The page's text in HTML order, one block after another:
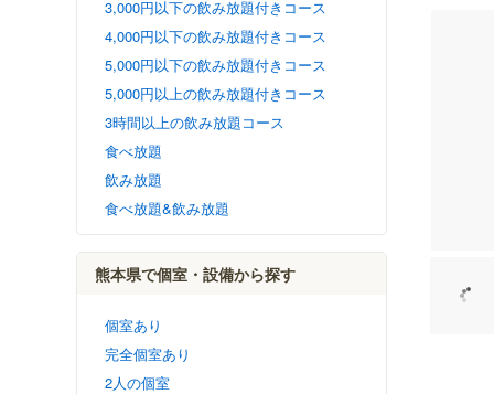
3,000円以下の飲み放題付きコース
4,000円以下の飲み放題付きコース
5,000円以下の飲み放題付きコース
5,000円以上の飲み放題付きコース
3時間以上の飲み放題コース
食べ放題
飲み放題
食べ放題&飲み放題
熊本県で個室・設備から探す
個室あり
完全個室あり
2人の個室